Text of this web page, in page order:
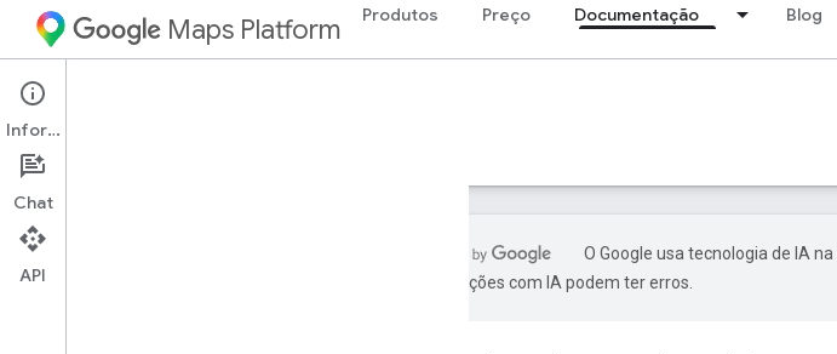
Maps Platform Produtos Preço Documentação Blog
Map Tiles API
Guias
O Google usa tecnologia de IA
As traduções com IA podem ter erros.
Informações
Chat
API